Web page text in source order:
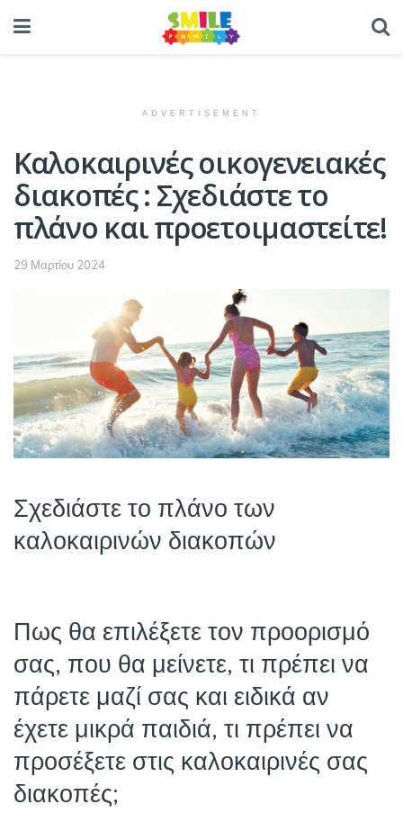
ADVERTISEMENT
Καλοκαιρινές οικογενειακές
διακοπές : Σχεδιάστε το
πλάνο και προετοιμαστείτε!
29 Μαρτίου 2024
Σχεδιάστε το πλάνο των
καλοκαιρινών διακοπών
Πως θα επιλέξετε τον προορισμό
σας, που θα μείνετε, τι πρέπει να
πάρετε μαζί σας και ειδικά αν
έχετε μικρά παιδιά, τι πρέπει να
προσέξετε στις καλοκαιρινές σας
διακοπές;